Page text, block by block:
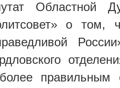
Областной
о том,
правильным